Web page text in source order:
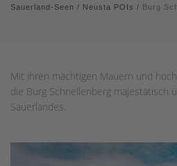
Sauerland-Seen / Neusta POIs / Burg
Mit ihren mächtigen Mauern und
die Burg Schnellenberg majestätisch
Sauerlandes.